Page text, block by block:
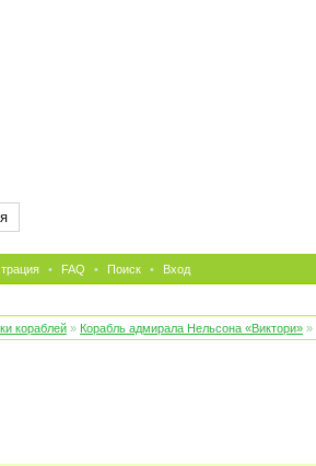
• FAQ • Поиск • Вход
кораблей » Корабль адмирала Нельсона «Виктори» »